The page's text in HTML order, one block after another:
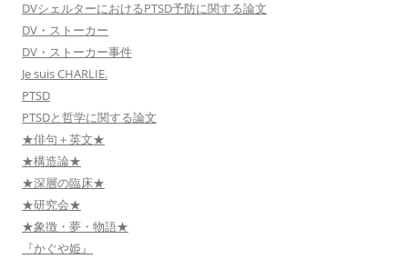
DVシェルターにおけるPTSD予防に関する論文
DV・ストーカー
DV・ストーカー事件
Je suis CHARLIE.
PTSD
PTSDと哲学に関する論文
★俳句＋英文★
★構造論★
★深層の臨床★
★研究会★
★象徴・夢・物語★
『かぐや姫』